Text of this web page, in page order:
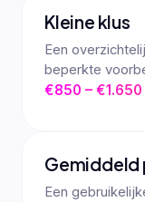
Kleine klus
Een
beperkte
€850 – €1.650
Gemiddeld
Een